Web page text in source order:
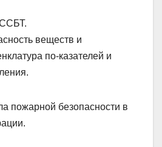
веществ и
по-казателей и
пожарной безопасности в